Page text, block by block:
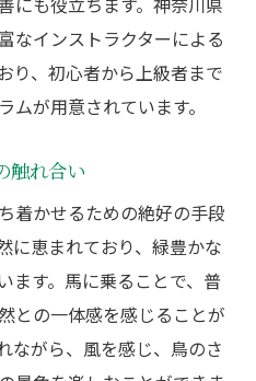
なインストラクターによる
り、初心者から上級者まで
が用意されています。
触れ合い
着かせるための絶好の手段
に恵まれており、緑豊かな
ます。馬に乗ることで、普
との一体感を感じることが
ながら、風を感じ、鳥のさ